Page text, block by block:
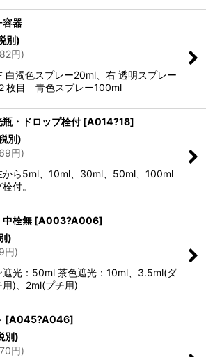
容器
別)
円)
白濁色スプレー20ml、右 透明スプレー
枚目 青色スプレー100ml
瓶・ドロップ栓付 [A014?18]
別)
円)
から5ml、10ml、30ml、50ml、100ml
付。
中栓無 [A003?A006]
)
円)
遮光：50ml 茶色遮光：10ml、3.5ml(ダ
用)、2ml(プチ用)
[A045?A046]
別)
円)